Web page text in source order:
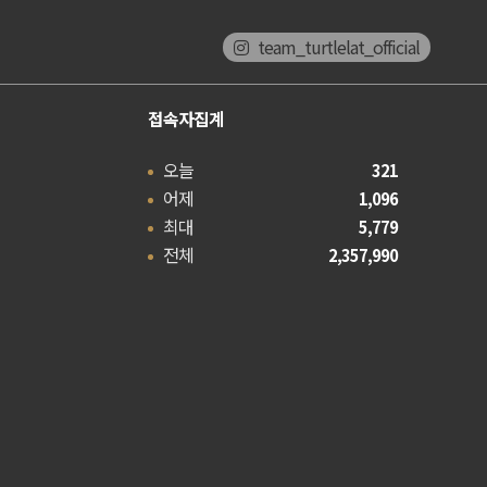
team_turtlelat_official
접속자집계
오늘
321
어제 1,096
최대 5,779
전체 2,357,990